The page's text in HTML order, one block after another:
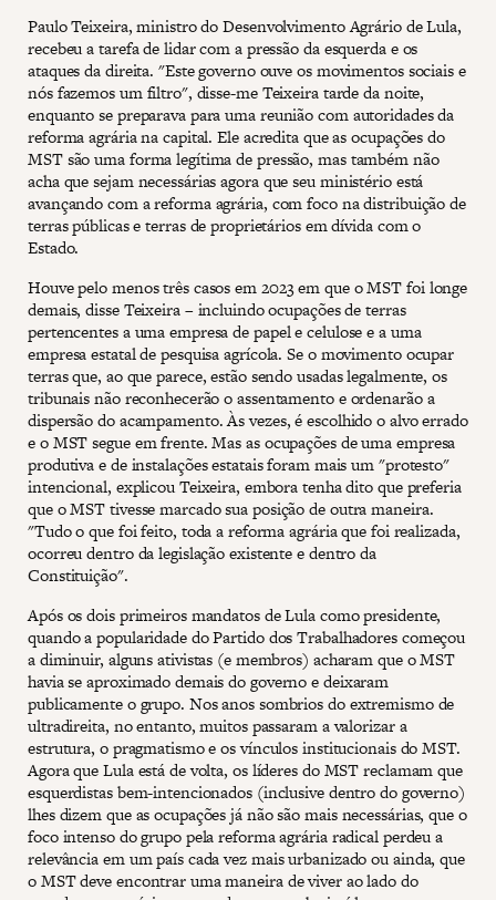
Paulo Teixeira, ministro do Desenvolvimento Agrário de Lula,
recebeu a tarefa de lidar com a pressão da esquerda e os
ataques da direita. "Este governo ouve os movimentos sociais e
nós fazemos um filtro", disse-me Teixeira tarde da noite,
enquanto se preparava para uma reunião com autoridades da
reforma agrária na capital. Ele acredita que as ocupações do
MST são uma forma legítima de pressão, mas também não
acha que sejam necessárias agora que seu ministério está
avançando com a reforma agrária, com foco na distribuição de
terras públicas e terras de proprietários em dívida com o
Estado.
Houve pelo menos três casos em 2023 em que o MST foi longe
demais, disse Teixeira – incluindo ocupações de terras
pertencentes a uma empresa de papel e celulose e a uma
empresa estatal de pesquisa agrícola. Se o movimento ocupar
terras que, ao que parece, estão sendo usadas legalmente, os
tribunais não reconhecerão o assentamento e ordenarão a
dispersão do acampamento. Às vezes, é escolhido o alvo errado
e o MST segue em frente. Mas as ocupações de uma empresa
produtiva e de instalações estatais foram mais um "protesto"
intencional, explicou Teixeira, embora tenha dito que preferia
que o MST tivesse marcado sua posição de outra maneira.
"Tudo o que foi feito, toda a reforma agrária que foi realizada,
ocorreu dentro da legislação existente e dentro da
Constituição".
Após os dois primeiros mandatos de Lula como presidente,
quando a popularidade do Partido dos Trabalhadores começou
a diminuir, alguns ativistas (e membros) acharam que o MST
havia se aproximado demais do governo e deixaram
publicamente o grupo. Nos anos sombrios do extremismo de
ultradireita, no entanto, muitos passaram a valorizar a
estrutura, o pragmatismo e os vínculos institucionais do MST.
Agora que Lula está de volta, os líderes do MST reclamam que
esquerdistas bem-intencionados (inclusive dentro do governo)
lhes dizem que as ocupações já não são mais necessárias, que o
foco intenso do grupo pela reforma agrária radical perdeu a
relevância em um país cada vez mais urbanizado ou ainda, que
o MST deve encontrar uma maneira de viver ao lado do